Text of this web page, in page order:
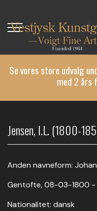
hovedindhold
Se vores store udvalg
med 2 års
Jensen, I.L. (1800-
Anden navneform:
Gentofte, 08-03-1800 -
Nationalitet: dansk